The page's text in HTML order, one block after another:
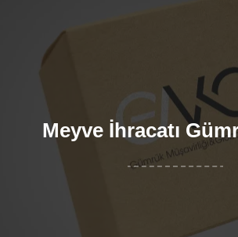
Meyve İhracatı